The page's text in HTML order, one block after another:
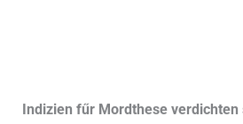
Indizien fűr Mordthese verdichten